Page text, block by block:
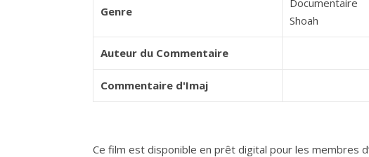
Genre
Documentaire
Shoah
Auteur du Commentaire
Commentaire d'Imaj
Ce film est disponible en prêt digital pour les membres